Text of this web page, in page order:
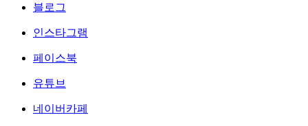
블로그
인스타그램
페이스북
유튜브
네이버카페